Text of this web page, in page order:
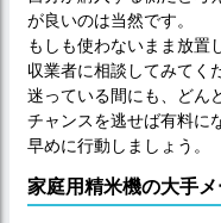
が良いのは当然です。
もしも使わないまま放置
収業者に相談してみてく
迷っている間にも、どん
チャンスを逃せば有料に
早めに行動しましょう。
家庭用精米機の大手